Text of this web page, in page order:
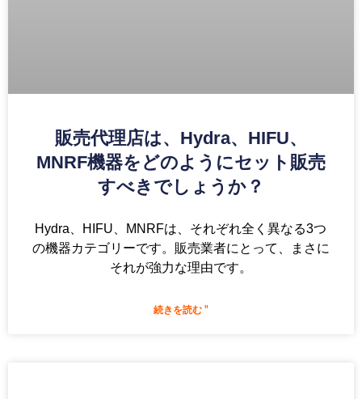
販売代理店は、Hydra、HIFU、
MNRF機器をどのようにセット販売
すべきでしょうか？
Hydra、HIFU、MNRFは、それぞれ全く異なる3つ
の機器カテゴリーです。販売業者にとって、まさに
それが強力な理由です。
続きを読む "